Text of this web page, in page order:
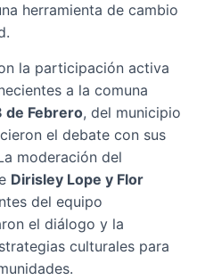
herramienta de cambio
la participación activa
a la comuna
de Febrero, del municipio
el debate con sus
moderación del
Dirisley Lope y Flor
del equipo
el diálogo y la
culturales para